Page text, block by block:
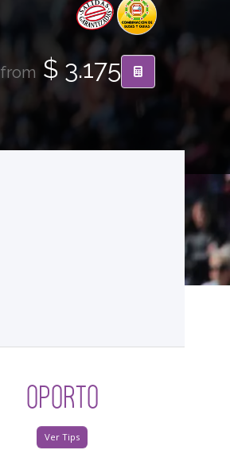
from $ 3.175
OPORTO
Ver Tips